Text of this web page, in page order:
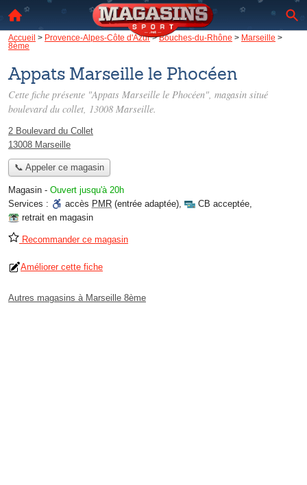
Accueil > Provence-Alpes-Côte d'Azur>Bouches-du-Rhône > Marseille >
8ème
Appats Marseille le Phocéen
Cette fiche présente "Appats Marseille le Phocéen", magasin situé
boulevard du collet, 13008 Marseille.
2 Boulevard du Collet
13008 Marseille
📞 Appeler ce magasin
Magasin - Ouvert jusqu'à 20h
Services :
accès PMR (entrée adaptée), CB acceptée,
retrait en magasin
Recommander ce magasin
Améliorer cette fiche
Autres magasins à Marseille 8ème